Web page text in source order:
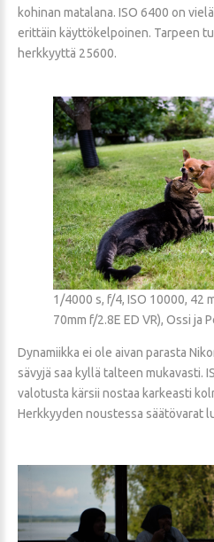
kohinan matalana. ISO 6400 on
erittäin käyttökelpoinen. Tarpeen
herkkyyttä 25600.
1/4000 s, f/4, ISO 10000, 42
70mm f/2.8E ED VR), Ossi ja
Dynamiikka ei ole aivan parasta
sävyjä saa kyllä talteen mukavasti.
valotusta kärsii nostaa karkeasti
Herkkyyden noustessa säätövarat